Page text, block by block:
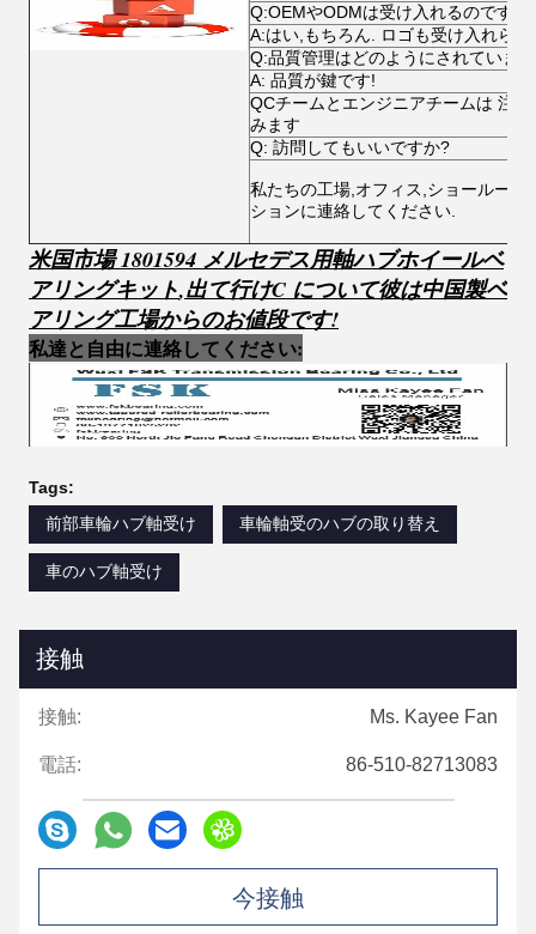
Q:OEMやODMは受け入れるのですか
A:はい,もちろん. ロゴも受け入れられ
Q:品質管理はどのようにされていま
A: 品質が鍵です!
QCチームとエンジニアチームは 注
みます
Q: 訪問してもいいですか?
私たちの工場,オフィス,ショールー
ションに連絡してください.
米国市場 1801594 メルセデス用軸ハブホイールベ
アリングキット,出て行けC について彼は中国製ベ
アリング工場からのお値段です!
私達と自由に連絡してください:
Tags:
前部車輪ハブ軸受け
車輪軸受のハブの取り替え
車のハブ軸受け
接触
接触: Ms. Kayee Fan
電話: 86-510-82713083
今接触